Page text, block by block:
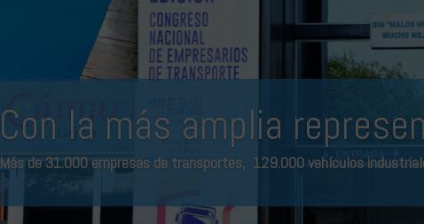
Con la más amplia
Más de 31.000 empresas de transportes, 129.000 vehículos